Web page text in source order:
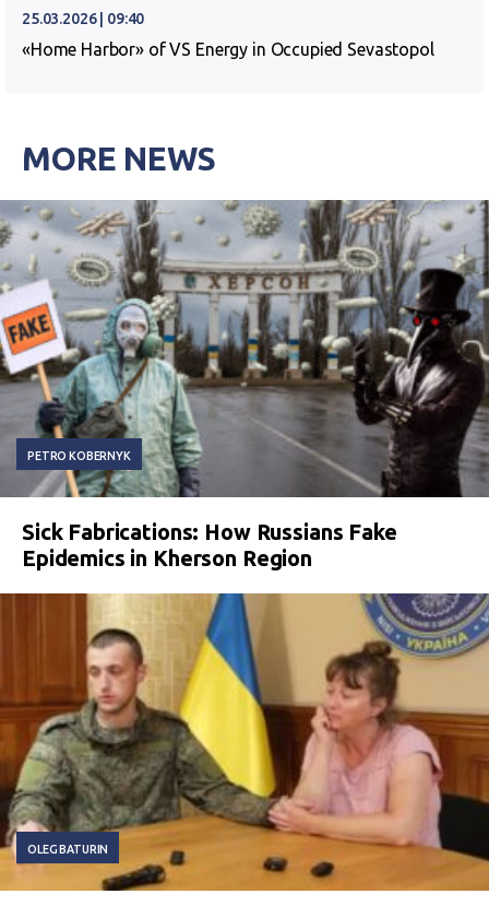
25.03.2026 | 09:40
«Home Harbor» of VS Energy in Occupied Sevastopol
MORE NEWS
PETRO KOBERNYK
Sick Fabrications: How Russians Fake
Epidemics in Kherson Region
OLEG BATURIN